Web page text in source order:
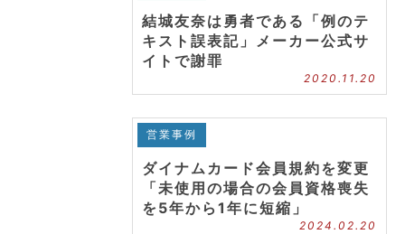
結城友奈は勇者である「例のテ
キスト誤表記」メーカー公式サ
イトで謝罪
2020.11.20
営業事例
ダイナムカード会員規約を変更
「未使用の場合の会員資格喪失
を5年から1年に短縮」
2024.02.20